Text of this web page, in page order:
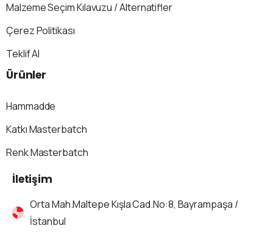
Malzeme Seçim Kılavuzu / Alternatifler
Çerez Politikası
Teklif Al
Ürünler
Hammadde
Katkı Masterbatch
Renk Masterbatch
İletişim
Orta Mah.Maltepe Kışla Cad.No:8, Bayrampaşa /
İstanbul